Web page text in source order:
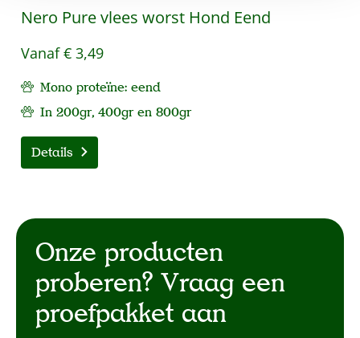
Nero Pure vlees worst Hond Eend
Vanaf€ 3,49
Mono proteïne: eend
In 200gr, 400gr en 800gr
Details
Onze producten
proberen? Vraag een
proefpakket aan